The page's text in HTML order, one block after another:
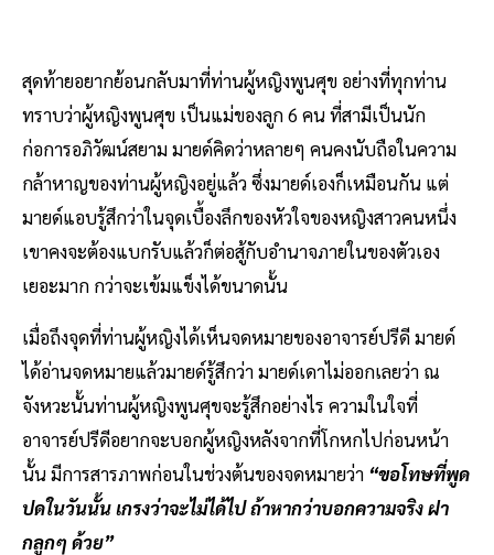
สุดท้ายอยากย้อนกลับมาที่ท่านผู้หญิงพูนศุข อย่างที่ทุกท่าน
ทราบว่าผู้หญิงพูนศุข เป็นแม่ของลูก 6 คน ที่สามีเป็นนัก
ก่อการอภิวัฒน์สยาม มายด์คิดว่าหลายๆ คนคงนับถือในความ
กล้าหาญของท่านผู้หญิงอยู่แล้ว ซึ่งมายด์เองก็เหมือนกัน แต่
มายด์แอบรู้สึกว่าในจุดเบื้องลึกของหัวใจของหญิงสาวคนหนึ่ง
เขาคงจะต้องแบกรับแล้วก็ต่อสู้กับอำนาจภายในของตัวเอง
เยอะมาก กว่าจะเข้มแข็งได้ขนาดนั้น
เมื่อถึงจุดที่ท่านผู้หญิงได้เห็นจดหมายของอาจารย์ปรีดี มายด์
ได้อ่านจดหมายแล้วมายด์รู้สึกว่า มายด์เดาไม่ออกเลยว่า ณ
จังหวะนั้นท่านผู้หญิงพูนศุขจะรู้สึกอย่างไร ความในใจที่
อาจารย์ปรีดีอยากจะบอกผู้หญิงหลังจากที่โกหกไปก่อนหน้า
นั้น มีการสารภาพก่อนในช่วงต้นของจดหมายว่า “ขอโทษที่พูด
ปดในวันนั้น เกรงว่าจะไม่ได้ไป ถ้าหากว่าบอกความจริง ฝา
กลูกๆ ด้วย”